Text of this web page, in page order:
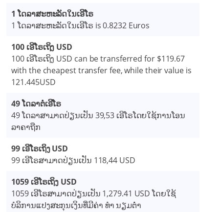
1 ໂດລາສະຫະລັດໃນເອີໂຣ
1 ໂດລາສະຫະລັດໃນເອີໂຣ is 0.8232 Euros
100 ເອີໂຣເຖິງ USD
100 ເອີໂຣເຖິງ USD can be transferred for $119.67
with the cheapest transfer fee, while their value is
121.445USD
49 ໂດລາຕໍ່ເອີໂຣ
49 ໂດລາສາມາດປ່ຽນເປັນ 39,53 ເອີໂຣໂດຍໃຊ້ການໂອນ
ລາຄາຖືກ
99 ເອີໂຣເຖິງ USD
99 ເອີໂຣສາມາດປ່ຽນເປັນ 118,44 USD
1059 ເອີໂຣເຖິງ USD
1059 ເອີໂຣສາມາດປ່ຽນເປັນ 1,279.41 USD ໂດຍໃຊ້
ບໍລິການແປງສະກຸນເງິນທີ່ມີຄ່າ ທຳ ນຽມຕໍ່າ